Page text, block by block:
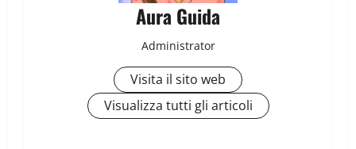
Aura Guida
Administrator
Visita il sito web
Visualizza tutti gli articoli